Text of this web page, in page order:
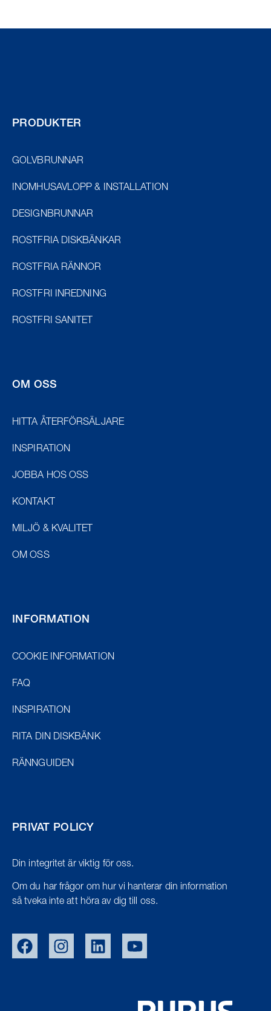
PRODUKTER
GOLVBRUNNAR
INOMHUSAVLOPP & INSTALLATION
DESIGNBRUNNAR
ROSTFRIA DISKBÄNKAR
ROSTFRIA RÄNNOR
ROSTFRI INREDNING
ROSTFRI SANITET
OM OSS
HITTA ÅTERFÖRSÄLJARE
INSPIRATION
JOBBA HOS OSS
KONTAKT
MILJÖ & KVALITET
OM OSS
INFORMATION
COOKIE INFORMATION
FAQ
INSPIRATION
RITA DIN DISKBÄNK
RÄNNGUIDEN
PRIVAT POLICY
Din integritet är viktig för oss.
Om du har frågor om hur vi hanterar din information
så tveka inte att höra av dig till oss.